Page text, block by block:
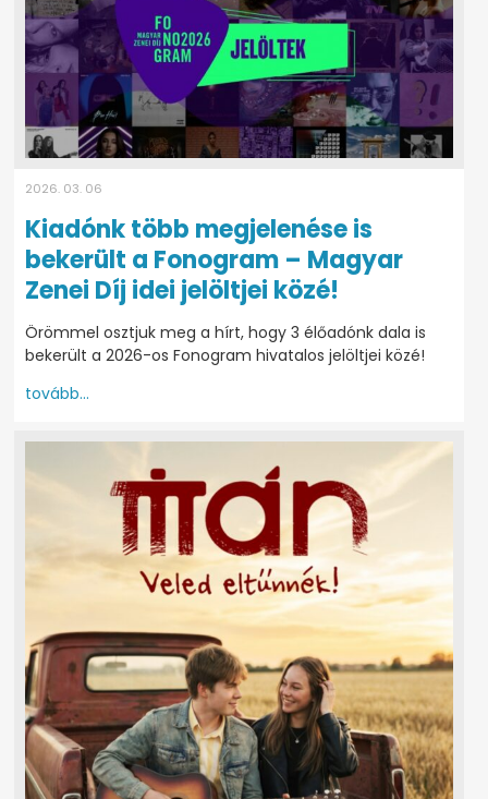
2026. 03. 06
Kiadónk több megjelenése is
bekerült a Fonogram – Magyar
Zenei Díj idei jelöltjei közé!
Örömmel osztjuk meg a hírt, hogy 3 élőadónk dala is
bekerült a 2026-os Fonogram hivatalos jelöltjei közé!
tovább...